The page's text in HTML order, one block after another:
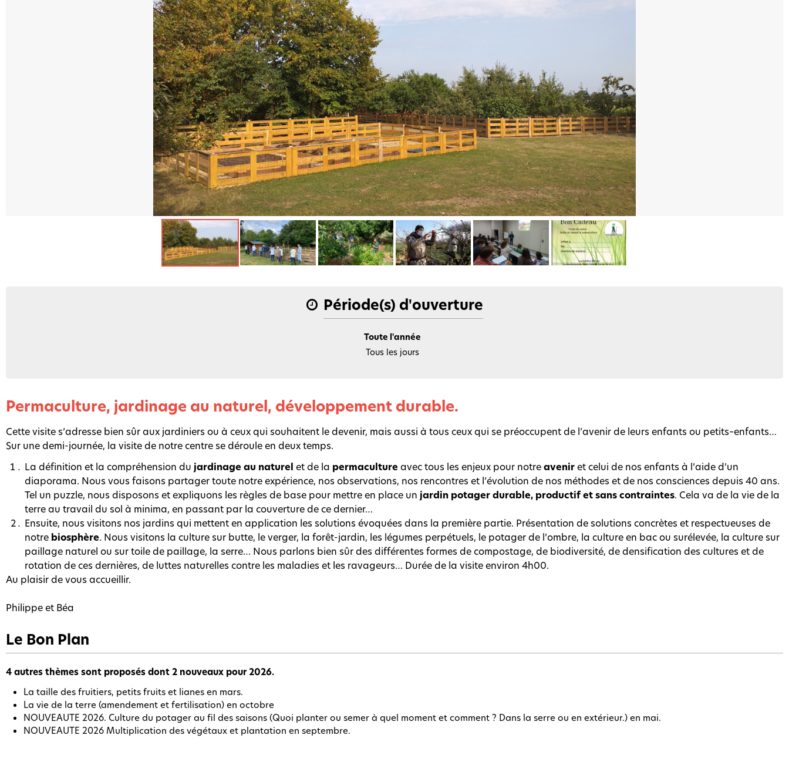
Période(s) d'ouverture
Toute l'année
Tous les jours
Permaculture, jardinage au naturel, développement durable.
Cette visite s’adresse bien sûr aux jardiniers ou à ceux qui souhaitent le devenir, mais aussi à tous ceux qui se préoccupent de l’avenir de leurs enfants ou petits–enfants…
Sur une demi-journée, la visite de notre centre se déroule en deux temps.
La définition et la compréhension du jardinage au naturel et de la permacultureavec tous les enjeux pour notreaveniret celui de nos enfants à l’aide d’un
diaporama. Nous vous faisons partager toute notre expérience, nos observations, nos rencontres et l’évolution de nos méthodes et de nos consciences depuis 40 ans.
Tel un puzzle, nous disposons et expliquons les règles de base pour mettre en place un jardin potager durable, productif et sans contraintes. Cela va de la vie de la
terre au travail du sol à minima, en passant par la couverture de ce dernier…
Ensuite, nous visitons nos jardins qui mettent en application les solutions évoquées dans la première partie. Présentation de solutions concrètes et respectueuses de
notre biosphère. Nous visitons la culture sur butte, le verger, la forêt-jardin, les légumes perpétuels, le potager de l’ombre, la culture en bac ou surélevée, la culture sur
paillage naturel ou sur toile de paillage, la serre… Nous parlons bien sûr des différentes formes de compostage, de biodiversité, de densification des cultures et de
rotation de ces dernières, de luttes naturelles contre les maladies et les ravageurs… Durée de la visite environ 4h00.
Au plaisir de vous accueillir.
Philippe et Béa
Le Bon Plan
4 autres thèmes sont proposés dont 2 nouveaux pour 2026.
La taille des fruitiers, petits fruits et lianes en mars.
La vie de la terre (amendement et fertilisation) en octobre
NOUVEAUTE 2026. Culture du potager au fil des saisons (Quoi planter ou semer à quel moment et comment ? Dans la serre ou en extérieur.) en mai.
NOUVEAUTE 2026 Multiplication des végétaux et plantation en septembre.